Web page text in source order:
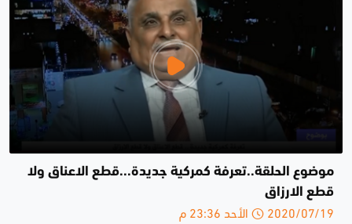
موضوع الحلقة..تعرفة كمركية جديدة...قطع الاعناق ولا
قطع الارزاق
2020/07/19 الأحد 23:36 م